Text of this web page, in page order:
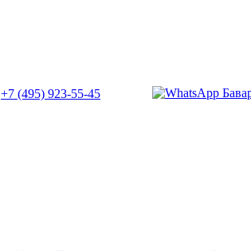
+7 (495) 923-55-45